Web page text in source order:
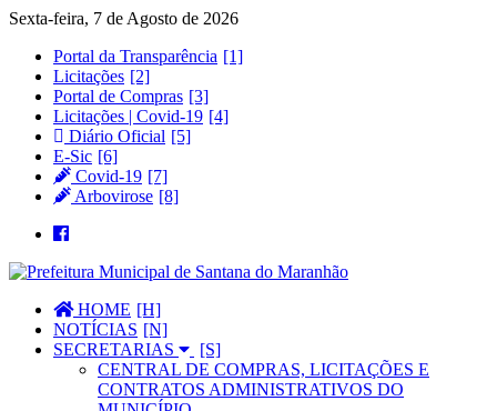
Sexta-feira, 7 de Agosto de 2026
Portal da Transparência
Licitações
Portal de Compras
Licitações | Covid-19
Diário Oficial
E-Sic
Covid-19
Arbovirose
HOME
NOTÍCIAS
SECRETARIAS
CENTRAL DE COMPRAS, LICITAÇÕES E
CONTRATOS ADMINISTRATIVOS DO